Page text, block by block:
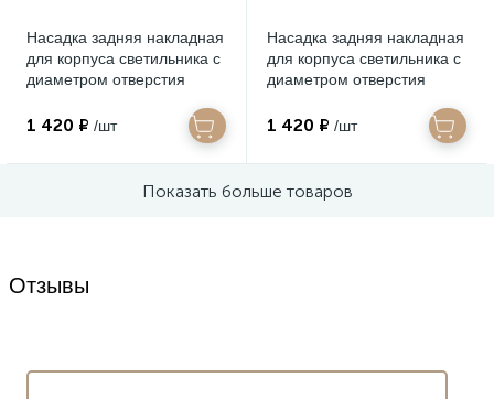
Насадка задняя накладная
для корпуса светильника с
диаметром отверстия
N8904
1 420 ₽ /шт
Насадка задняя накладная
для корпуса светильника с
диаметром отверстия
N8902
1 420 ₽ /шт
Показать больше товаров
Отзывы